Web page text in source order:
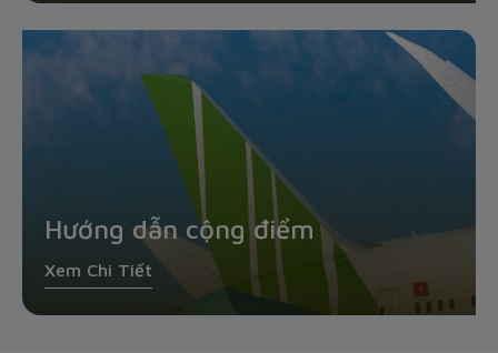
Hướng dẫn cộng điểm
Xem Chi Tiết